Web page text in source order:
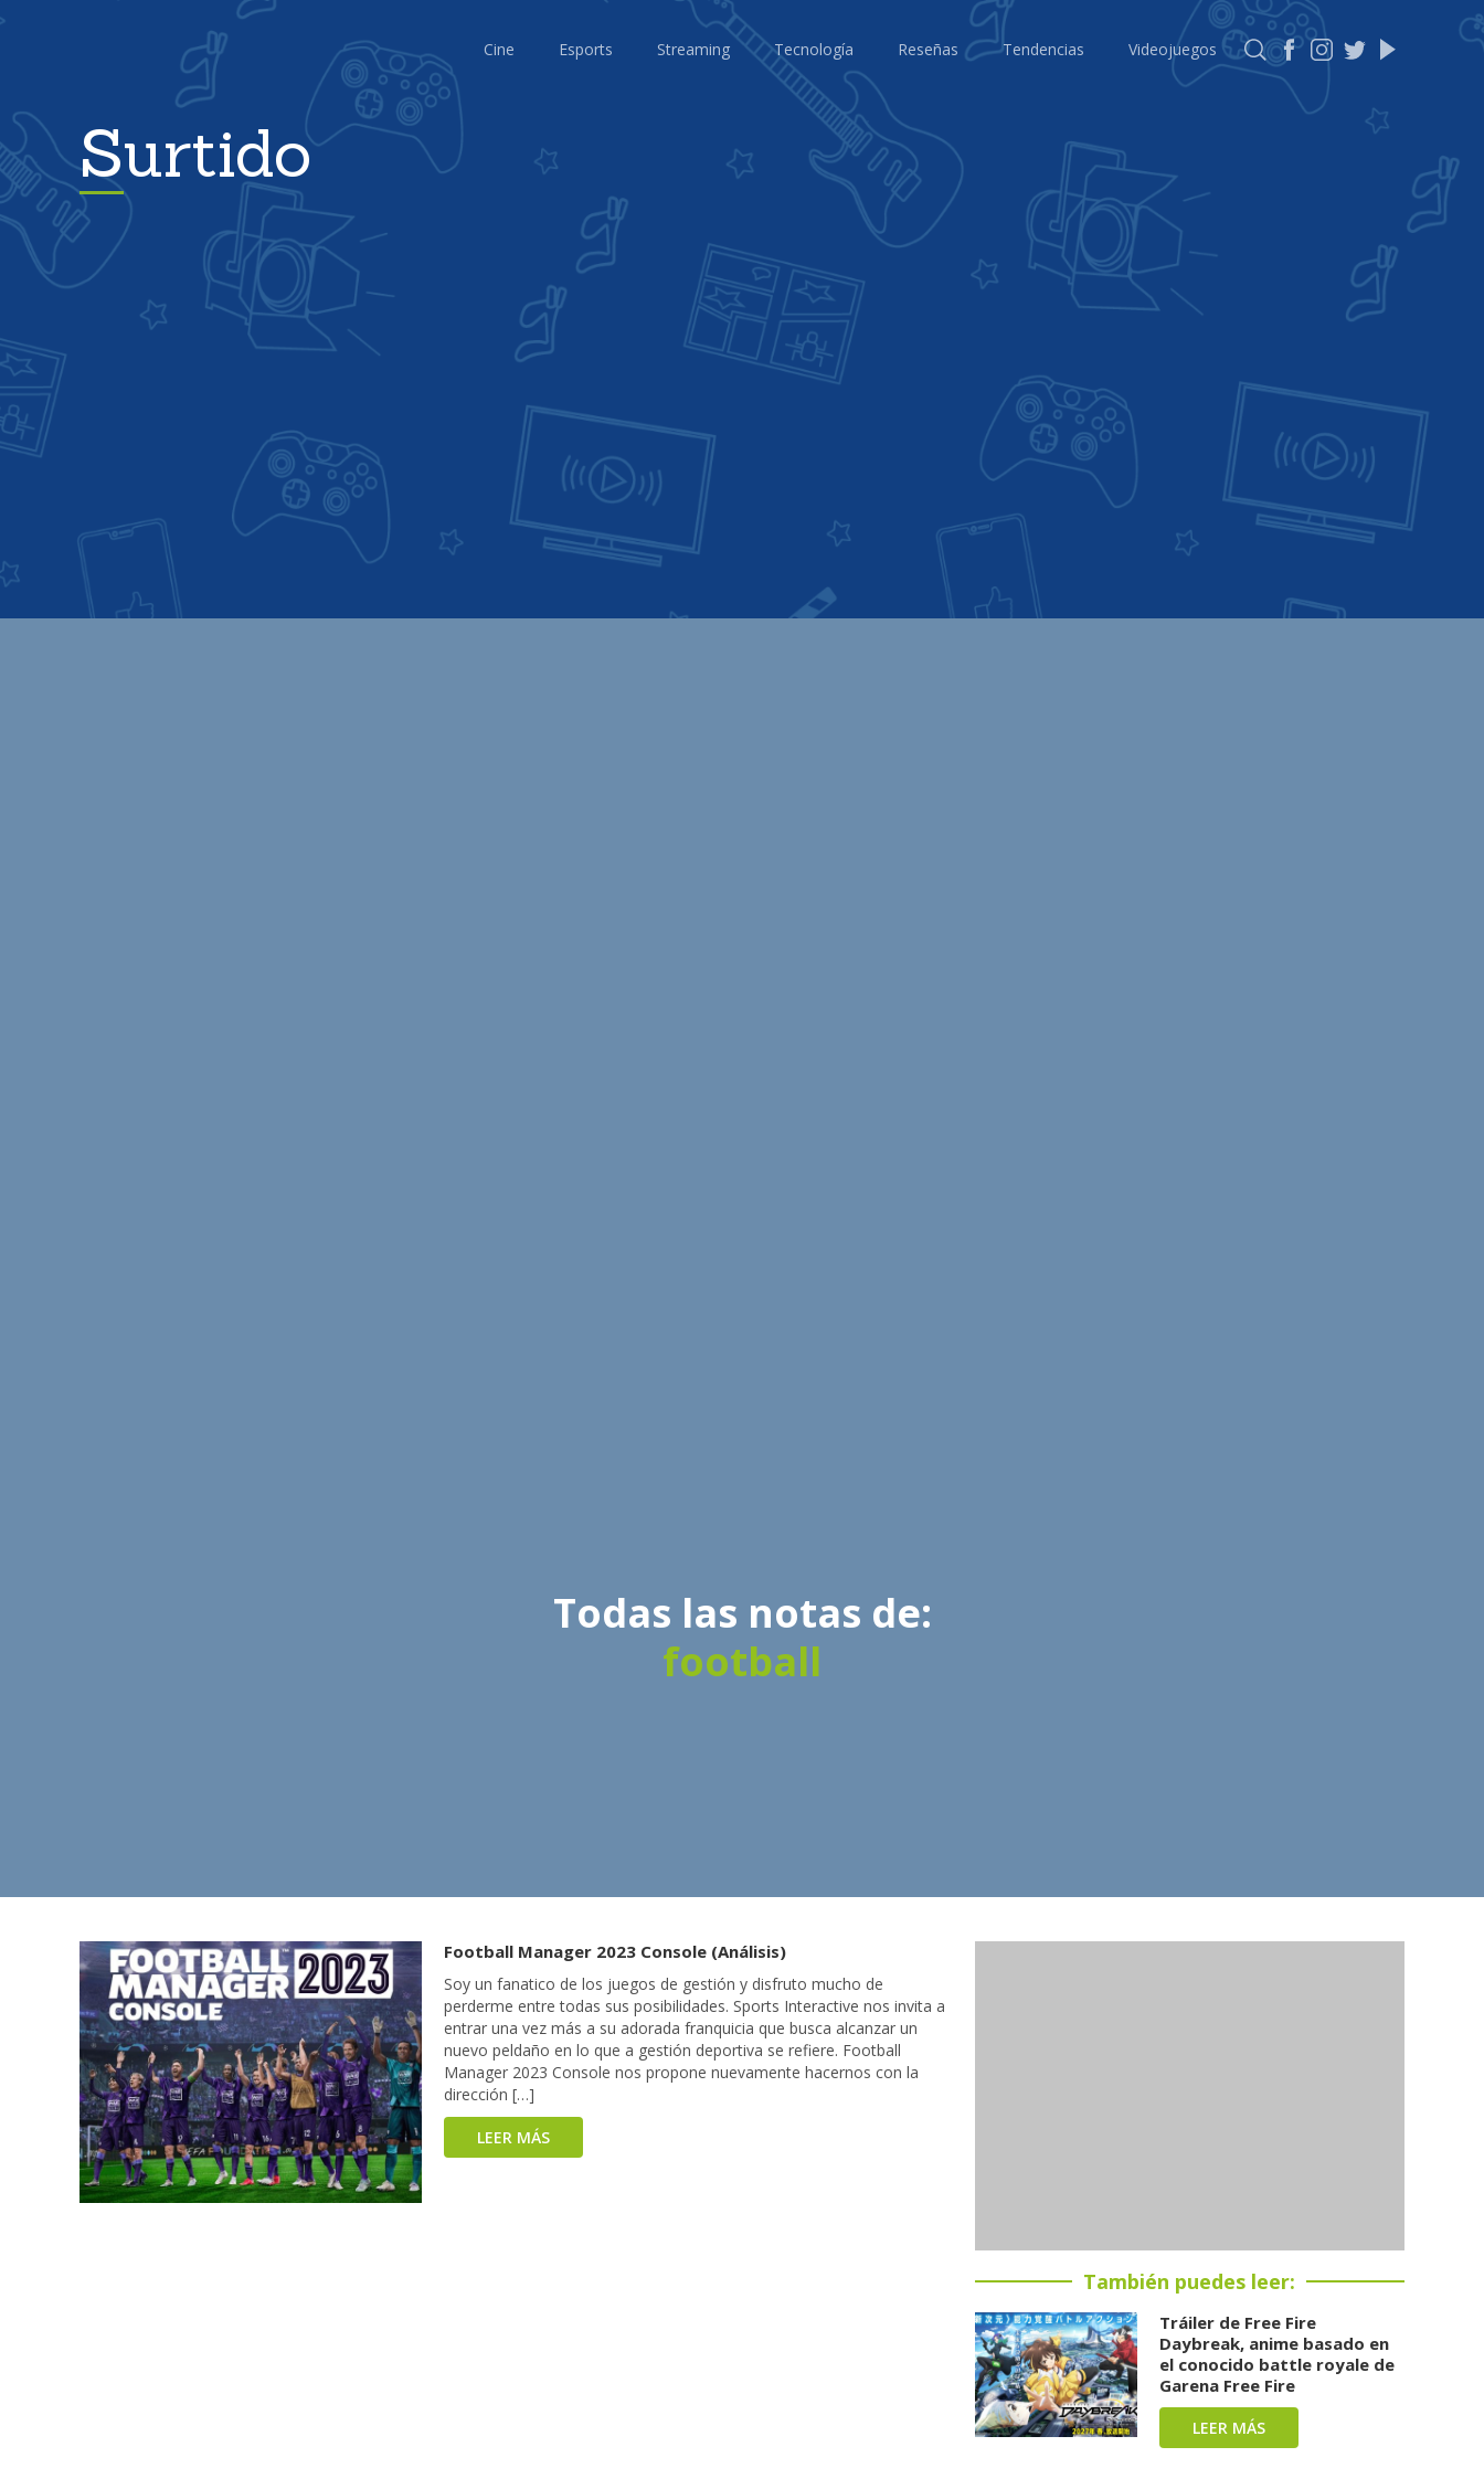
Cine Esports Streaming Tecnología Reseñas Tendencias Videojuegos
Surtido
Todas las notas de:
football
Football Manager 2023 Console (Análisis)
Soy un fanatico de los juegos de gestión y disfruto mucho de
perderme entre todas sus posibilidades. Sports Interactive nos invita a
entrar una vez más a su adorada franquicia que busca alcanzar un
nuevo peldaño en lo que a gestión deportiva se refiere. Football
Manager 2023 Console nos propone nuevamente hacernos con la
dirección […]
LEER MÁS
También puedes leer:
Tráiler de Free Fire
Daybreak, anime basado en
el conocido battle royale de
Garena Free Fire
LEER MÁS